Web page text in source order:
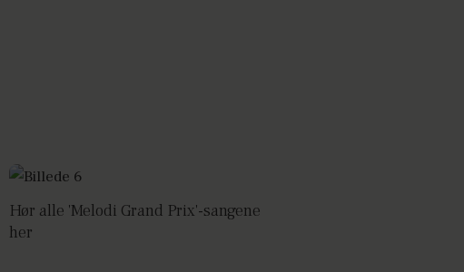
Hør alle 'Melodi Grand Prix'-sangene
her